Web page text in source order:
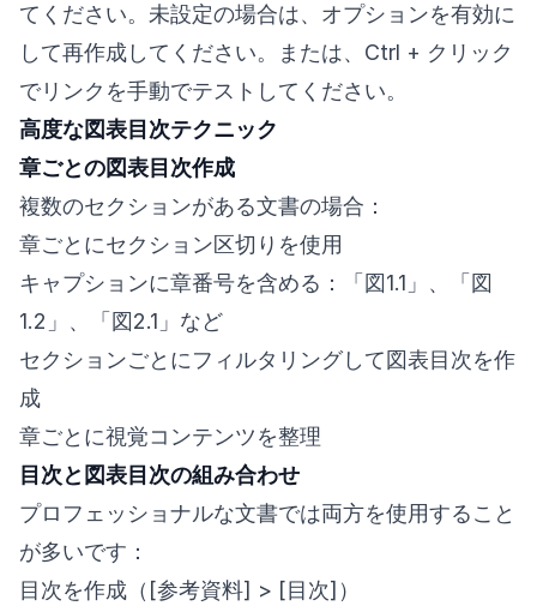
てください。未設定の場合は、オプションを有効に
して再作成してください。または、Ctrl + クリック
でリンクを手動でテストしてください。
高度な図表目次テクニック
章ごとの図表目次作成
複数のセクションがある文書の場合：
章ごとにセクション区切りを使用
キャプションに章番号を含める：「図1.1」、「図
1.2」、「図2.1」など
セクションごとにフィルタリングして図表目次を作
成
章ごとに視覚コンテンツを整理
目次と図表目次の組み合わせ
プロフェッショナルな文書では両方を使用すること
が多いです：
目次を作成（[参考資料] > [目次]）